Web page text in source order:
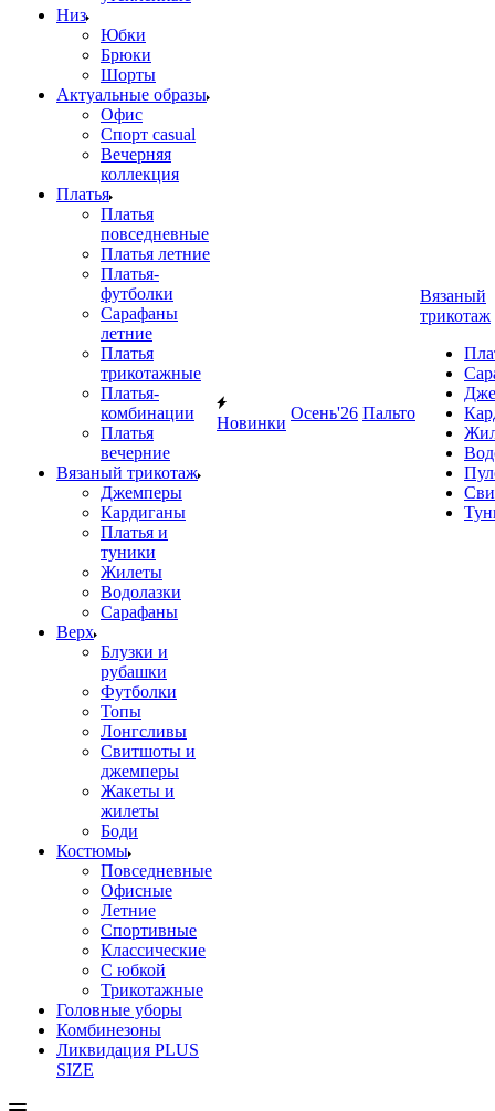
Низ
Юбки
Брюки
Шорты
Актуальные образы
Офис
Спорт casual
Вечерняя
коллекция
Платья
Платья
повседневные
Платья летние
Платья-
футболки
Сарафаны
летние
Платья
трикотажные
Платья-
комбинации
Платья
вечерние
Вязаный трикотаж
Джемперы
Кардиганы
Платья и
туники
Жилеты
Водолазки
Сарафаны
Верх
Блузки и
рубашки
Футболки
Топы
Лонгсливы
Свитшоты и
джемперы
Жакеты и
жилеты
Боди
Костюмы
Повседневные
Офисные
Летние
Спортивные
Классические
С юбкой
Трикотажные
Головные уборы
Комбинезоны
Ликвидация PLUS
SIZE
Новинки
Осень'26 Пальто
Вязаный
трикотаж